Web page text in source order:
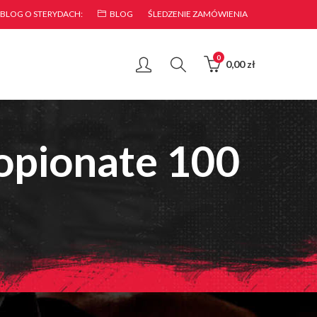
O STERYDACH: BLOG ŚLEDZENIE ZAMÓWIENIA
0
0,00zł
100